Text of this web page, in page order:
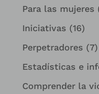
Para las mujeres
Iniciativas (16)
Perpetradores (7)
Estadísticas e
Comprender la